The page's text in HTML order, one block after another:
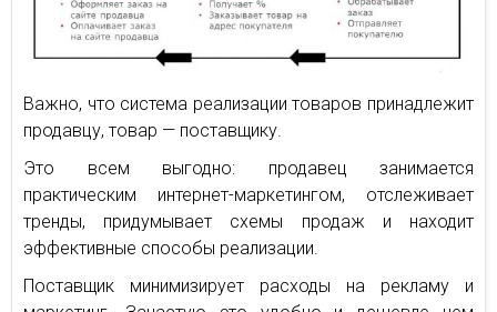
Важно, что система реализации товаров принадлежит
продавцу, товар — поставщику.
Это всем выгодно: продавец занимается
практическим интернет-маркетингом, отслеживает
тренды, придумывает схемы продаж и находит
эффективные способы реализации.
Поставщик минимизирует расходы на рекламу и